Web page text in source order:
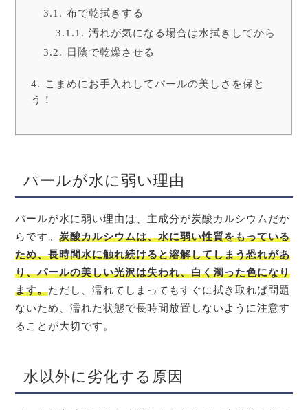
布で乾拭きする
汚れが気になる場合は水拭きしてから
日陰で乾燥させる
こまめにお手入れしてパールの美しさを保と
う！
パールが水に弱い理由
パールが水に弱い理由は、主成分が炭酸カルシウムだか
らです。炭酸カルシウムは、水に弱い性質をもっている
ため、長時間水に触れ続けると溶解してしまう恐れがあ
り、パールの美しい光沢は失われ、白く濁った色になり
ます。ただし、濡れてしまってもすぐに拭き取れば問題
ないため、濡れた状態で長時間放置しないように注意す
ることが大切です。
水以外に劣化する原因